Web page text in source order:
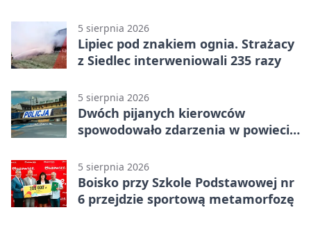
5 sierpnia 2026
Lipiec pod znakiem ognia. Strażacy
z Siedlec interweniowali 235 razy
5 sierpnia 2026
Dwóch pijanych kierowców
spowodowało zdarzenia w powiecie
5 sierpnia 2026
Boisko przy Szkole Podstawowej nr
6 przejdzie sportową metamorfozę